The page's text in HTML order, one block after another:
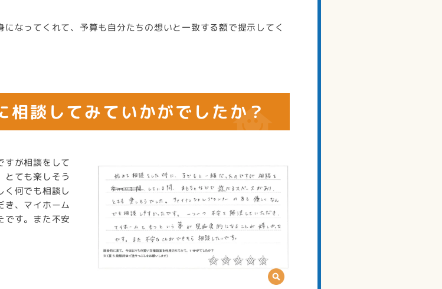
なってくれて、予算も自分たちの想いと一致する額で提示してく
相談してみていかがでしたか？
すが相談をして
とても楽しそう
く何でも相談し
き、マイホーム
です。また不安